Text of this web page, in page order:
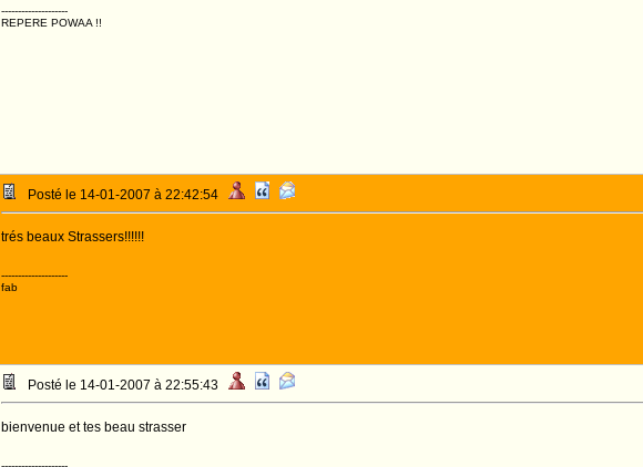
--------------------
REPERE POWAA !!
Posté le 14-01-2007 à 22:42:54
trés beaux Strassers!!!!!!
--------------------
fab
Posté le 14-01-2007 à 22:55:43
bienvenue et tes beau strasser